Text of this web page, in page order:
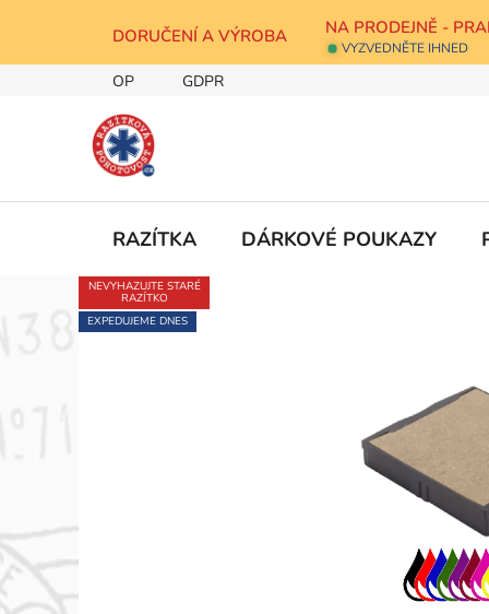
obsah
DORUČENÍ A VÝROBA NA PRODEJNĚ -
VYZVEDNĚTE IHNED
OP GDPR
RAZÍTKA DÁRKOVÉ POUKAZY
NEVYHAZUJTE STARÉ
RAZÍTKO
EXPEDUJEME DNES